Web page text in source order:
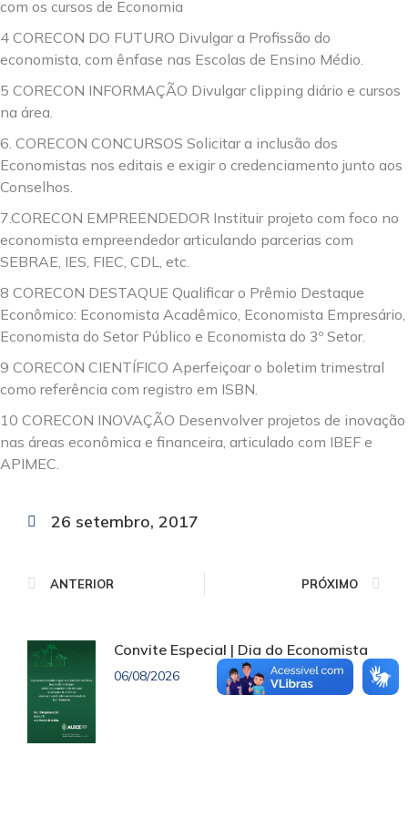
com os cursos de Economia
4 CORECON DO FUTURO Divulgar a Profissão do
economista, com ênfase nas Escolas de Ensino Médio.
5 CORECON INFORMAÇÃO Divulgar clipping diário e cursos
na área.
6. CORECON CONCURSOS Solicitar a inclusão dos
Economistas nos editais e exigir o credenciamento junto aos
Conselhos.
7.CORECON EMPREENDEDOR Instituir projeto com foco no
economista empreendedor articulando parcerias com
SEBRAE, IES, FIEC, CDL, etc.
8 CORECON DESTAQUE Qualificar o Prêmio Destaque
Econômico: Economista Acadêmico, Economista Empresário,
Economista do Setor Público e Economista do 3º Setor.
9 CORECON CIENTÍFICO Aperfeiçoar o boletim trimestral
como referência com registro em ISBN.
10 CORECON INOVAÇÃO Desenvolver projetos de inovação
nas áreas econômica e financeira, articulado com IBEF e
APIMEC.
26 setembro, 2017
ANTERIOR PRÓXIMO
Convite Especial | Dia do Economista
06/08/2026